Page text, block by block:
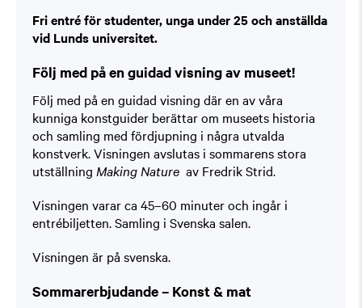
Fri entré för studenter, unga under 25 och anställda
vid Lunds universitet.
Följ med på en guidad visning av museet!
Följ med på en guidad visning där en av våra
kunniga konstguider berättar om museets historia
och samling med fördjupning i några utvalda
konstverk. Visningen avslutas i sommarens stora
utställning Making Nature av Fredrik Strid.
Visningen varar ca 45–60 minuter och ingår i
entrébiljetten. Samling i Svenska salen.
Visningen är på svenska.
Sommarerbjudande – Konst & mat